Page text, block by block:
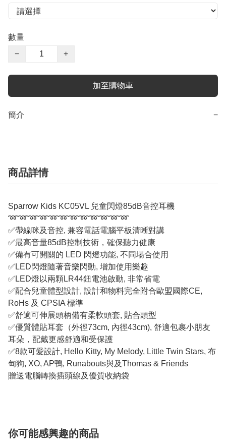
數量
−
+
加至購物車
簡介 −
商品詳情
Sparrow Kids KC05VL 兒童閃燈85dB音控耳機
➿➿➿➿➿➿➿➿➿➿➿➿
✅帶線咪及音控, 兼容電話電腦平板清晰對講
✅最高音量85dB控制技術，確保聽力健康
✅備有可開關的 LED 閃燈功能, 不同場合使用
✅LED閃燈隨著音樂閃動, 增加使用樂趣
✅LED燈以兩顆LR44鈕電池啟動, 非常省電
✅配合兒童體型設計, 設計和物料完全附合歐盟國際CE,
RoHs 及 CPSIA 標準
✅舒適可伸展頭柄備有柔軟頭套, 貼合頭型
✅優質體貼耳套（外徑73cm, 內徑43cm), 舒適包裹小朋友
耳朵，配戴更感舒適和受保護
✅8款可愛設計, Hello Kitty, My Melody, Little Twin Stars, 布
甸狗, XO, AP鴨, Runabouts與及Thomas & Friends
贈送電腦轉換插頭線及優質收納袋
你可能感興趣的商品